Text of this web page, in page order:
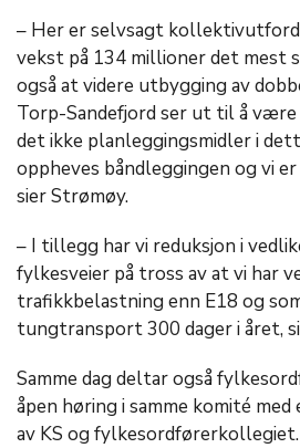
– Her er selvsagt
vekst på 134 millioner det mest
også at videre utbygging av
Torp-Sandefjord ser ut til å
det ikke planleggingsmidler i
oppheves båndleggingen og vi
sier Strømøy.
– I tillegg har vi reduksjon i
fylkesveier på tross av at vi har
trafikkbelastning enn E18 og
tungtransport 300 dager i året,
Samme dag deltar også
åpen høring i samme komité
av KS og fylkesordførerkollegiet.